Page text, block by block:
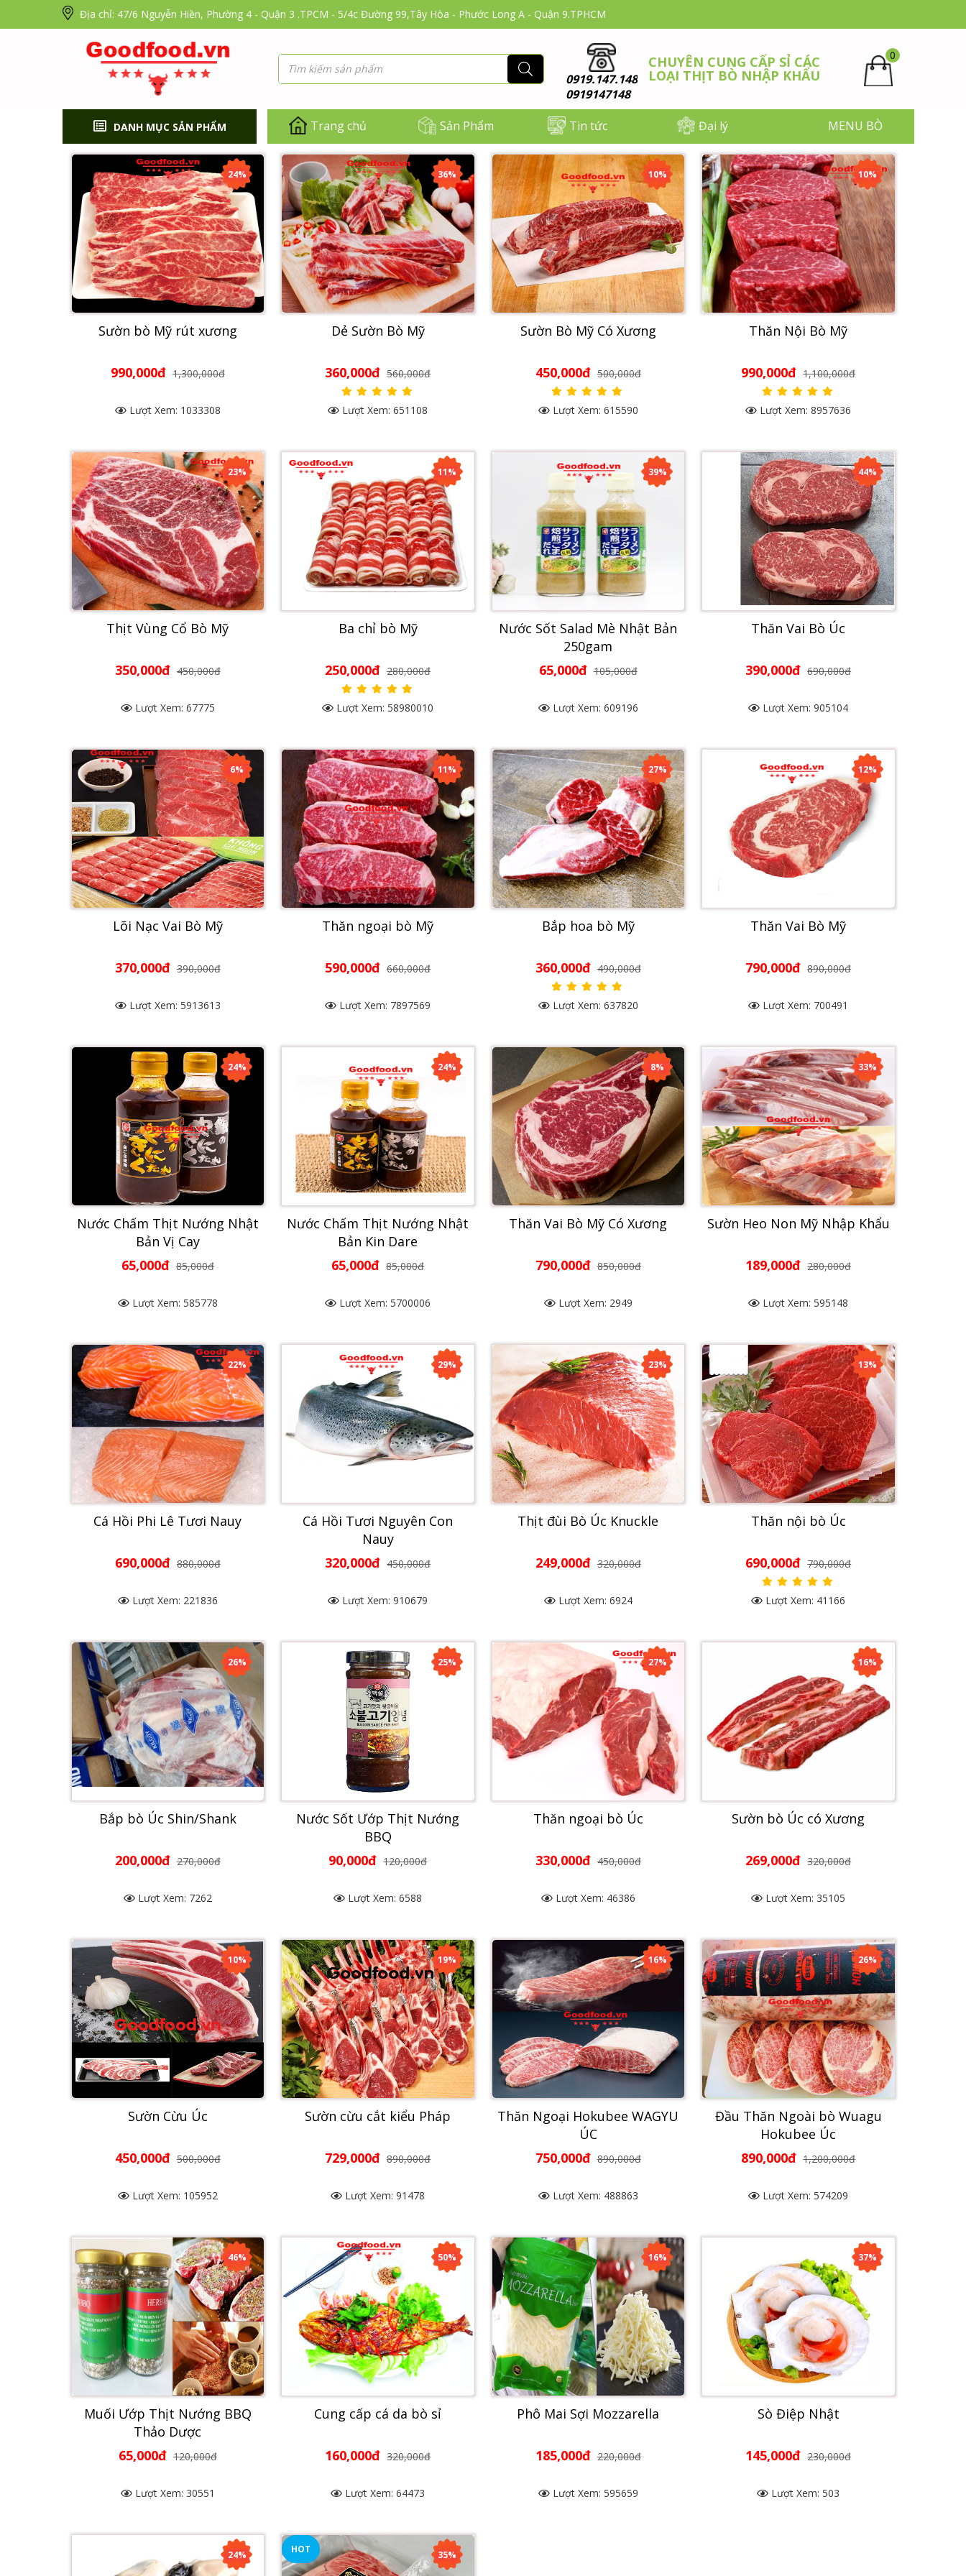
Địa chỉ: 47/6 Nguyễn Hiền, Phường 4 - Quận 3 .TPCM - 5/4c Đường 99,Tây Hòa - Phước Long A - Quận 9.TPHCM
0919.147.148
0919147148
CHUYÊN CUNG CẤP SỈ CÁC
LOẠI THỊT BÒ NHẬP KHẨU
0
DANH MỤC SẢN PHẨM Trang chủ Sản Phẩm Tin tức Đại lý MENU BÒ
24%
Sườn bò Mỹ rút xương
990,000đ 1,300,000đ
Lượt Xem: 1033308
36%
Dẻ Sườn Bò Mỹ
360,000đ 560,000đ
Lượt Xem: 651108
10%
Sườn Bò Mỹ Có Xương
450,000đ 500,000đ
Lượt Xem: 615590
10%
Thăn Nội Bò Mỹ
990,000đ 1,100,000đ
Lượt Xem: 8957636
23%
Thịt Vùng Cổ Bò Mỹ
350,000đ 450,000đ
Lượt Xem: 67775
11%
Ba chỉ bò Mỹ
250,000đ 280,000đ
Lượt Xem: 58980010
39%
Nước Sốt Salad Mè Nhật Bản
250gam
65,000đ 105,000đ
Lượt Xem: 609196
44%
Thăn Vai Bò Úc
390,000đ 690,000đ
Lượt Xem: 905104
6%
Lõi Nạc Vai Bò Mỹ
370,000đ 390,000đ
Lượt Xem: 5913613
11%
Thăn ngoại bò Mỹ
590,000đ 660,000đ
Lượt Xem: 7897569
27%
Bắp hoa bò Mỹ
360,000đ 490,000đ
Lượt Xem: 637820
12%
Thăn Vai Bò Mỹ
790,000đ 890,000đ
Lượt Xem: 700491
24%
Nước Chấm Thịt Nướng Nhật
Bản Vị Cay
65,000đ 85,000đ
Lượt Xem: 585778
24%
Nước Chấm Thịt Nướng Nhật
Bản Kin Dare
65,000đ 85,000đ
Lượt Xem: 5700006
8%
Thăn Vai Bò Mỹ Có Xương
790,000đ 850,000đ
Lượt Xem: 2949
33%
Sườn Heo Non Mỹ Nhập Khẩu
189,000đ 280,000đ
Lượt Xem: 595148
22%
Cá Hồi Phi Lê Tươi Nauy
690,000đ 880,000đ
Lượt Xem: 221836
29%
Cá Hồi Tươi Nguyên Con
Nauy
320,000đ 450,000đ
Lượt Xem: 910679
23%
Thịt đùi Bò Úc Knuckle
249,000đ 320,000đ
Lượt Xem: 6924
13%
Thăn nội bò Úc
690,000đ 790,000đ
Lượt Xem: 41166
26%
Bắp bò Úc Shin/Shank
200,000đ 270,000đ
Lượt Xem: 7262
25%
Nước Sốt Ướp Thịt Nướng
BBQ
90,000đ 120,000đ
Lượt Xem: 6588
27%
Thăn ngoại bò Úc
330,000đ 450,000đ
Lượt Xem: 46386
16%
Sườn bò Úc có Xương
269,000đ 320,000đ
Lượt Xem: 35105
10%
Sườn Cừu Úc
450,000đ 500,000đ
Lượt Xem: 105952
19%
Sườn cừu cắt kiểu Pháp
729,000đ 890,000đ
Lượt Xem: 91478
16%
Thăn Ngoại Hokubee WAGYU
ÚC
750,000đ 890,000đ
Lượt Xem: 488863
26%
Đầu Thăn Ngoài bò Wuagu
Hokubee Úc
890,000đ 1,200,000đ
Lượt Xem: 574209
46%
Muối Ướp Thịt Nướng BBQ
Thảo Dược
65,000đ 120,000đ
Lượt Xem: 30551
50%
Cung cấp cá da bò sỉ
160,000đ 320,000đ
Lượt Xem: 64473
16%
Phô Mai Sợi Mozzarella
185,000đ 220,000đ
Lượt Xem: 595659
37%
Sò Điệp Nhật
145,000đ 230,000đ
Lượt Xem: 503
24% HOT 35%